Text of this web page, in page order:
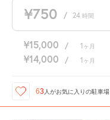
¥750 / 24 時間
¥15,000 / 1 ヶ月
¥14,000 / 1 ヶ月
63 人がお気に入りの駐車場